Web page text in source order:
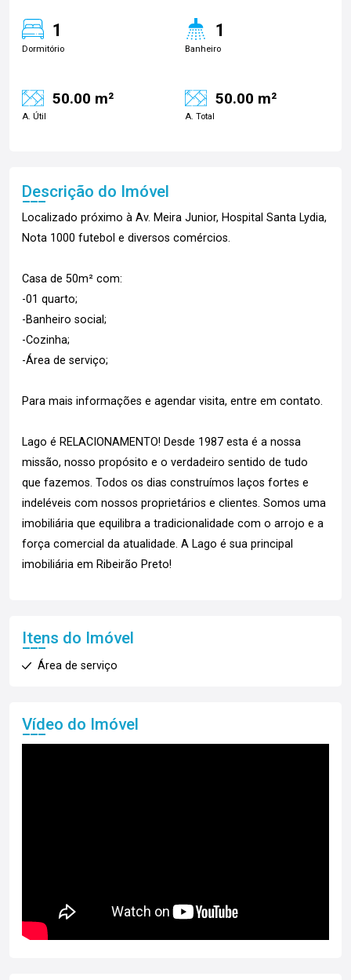
1
Dormitório
1
Banheiro
50.00 m²
A. Útil
50.00 m²
A. Total
Descrição do Imóvel
Localizado próximo à Av. Meira Junior, Hospital Santa Lydia,
Nota 1000 futebol e diversos comércios.
Casa de 50m² com:
-01 quarto;
-Banheiro social;
-Cozinha;
-Área de serviço;
Para mais informações e agendar visita, entre em contato.
Lago é RELACIONAMENTO! Desde 1987 esta é a nossa
missão, nosso propósito e o verdadeiro sentido de tudo
que fazemos. Todos os dias construímos laços fortes e
indeléveis com nossos proprietários e clientes. Somos uma
imobiliária que equilibra a tradicionalidade com o arrojo e a
força comercial da atualidade. A Lago é sua principal
imobiliária em Ribeirão Preto!
Itens do Imóvel
Área de serviço
Vídeo do Imóvel